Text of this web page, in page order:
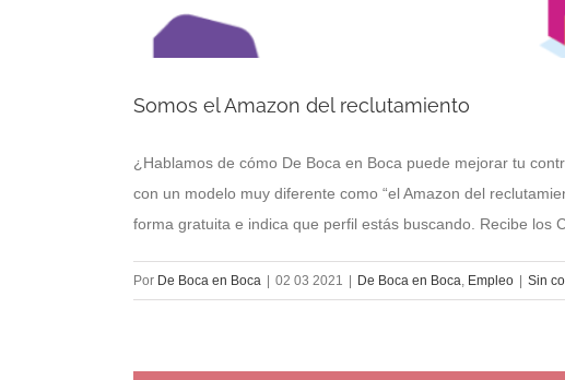
Somos el Amazon del reclutamiento
¿Hablamos de cómo De Boca en Boca puede mejorar tu
con un modelo muy diferente como “el Amazon del
forma gratuita e indica que perfil estás buscando. Recibe los
Por De Boca en Boca | 02 03 2021 | De Boca en Boca Empleo | Sin